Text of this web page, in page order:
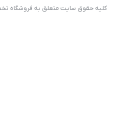
کليه حقوق سايت متعلق به فروشگاه